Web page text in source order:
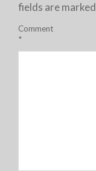
fields are marked
Comment
*